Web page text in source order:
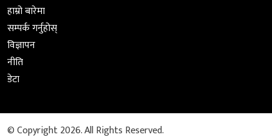
हाम्रो बारेमा
सम्पर्क गर्नुहोस्
विज्ञापन
नीति
डेटा
© Copyright 2026. All Rights Reserved.